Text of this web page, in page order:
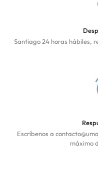
Santiago 24 horas hábiles,
Escríbenos a
máximo